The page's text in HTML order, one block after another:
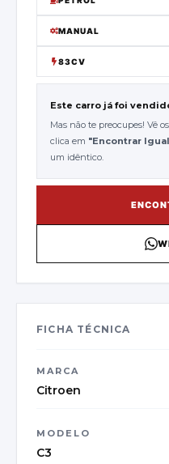
MANUAL
83CV
Este carro já foi
Mas não te preocupes! Vê os
clica em "Encontrar Igual
um idêntico.
FICHA TÉCNICA
MARCA
Citroen
MODELO
C3